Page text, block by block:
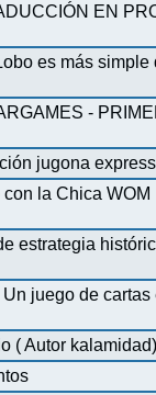
EN
es más simple
-
jugona express
la Chica WOM
estrategia
juego de
( Autor